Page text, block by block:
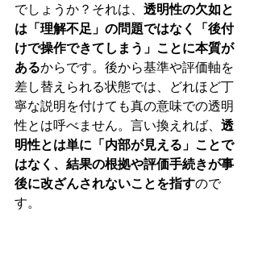
でしょうか？それは、 透明性の欠如と
は「理解不足」の問題ではなく「後付
けで操作できてしまう」ことに本質が
あるからです。後から基準や評価軸を
差し替えられる状態では、どれほど丁
寧な説明を付けても真の意味での透明
性とは呼べません。言い換えれば、 透
明性とは単に「内部が見える」ことで
はなく、結果の根拠や評価手続きが事
後に改ざんされないことを指すので
す。